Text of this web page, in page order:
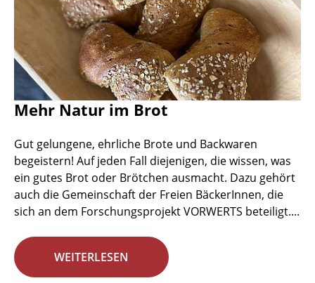
Mehr Natur im Brot
Gut gelungene, ehrliche Brote und Backwaren
begeistern! Auf jeden Fall diejenigen, die wissen, was
ein gutes Brot oder Brötchen ausmacht. Dazu gehört
auch die Gemeinschaft der Freien BäckerInnen, die
sich an dem Forschungsprojekt VORWERTS beteiligt....
WEITERLESEN